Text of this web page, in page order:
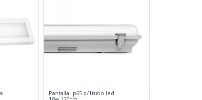
Pantalla ip65 p/1tubo led